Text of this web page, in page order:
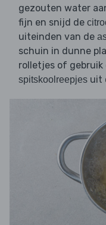
gezouten water
fijn en snijd de
uiteinden van de
schuin in dunne
rolletjes of gebruik
spitskoolreepjes uit